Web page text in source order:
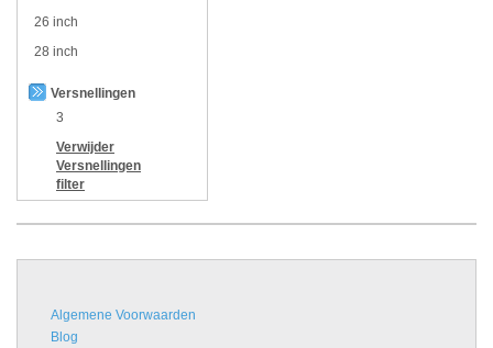
26 inch
28 inch
Versnellingen
3
Verwijder
Versnellingen
filter
Algemene Voorwaarden
Blog